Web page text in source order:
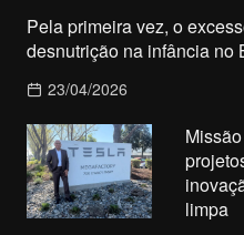
Pela primeira vez, o
desnutrição na infância no
23/04/2026
limpa